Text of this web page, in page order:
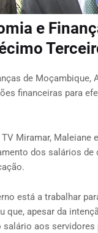
e
de Moçambique,
financeiras para
Miramar,
dos salários
está a trabalhar
que, apesar da
aos